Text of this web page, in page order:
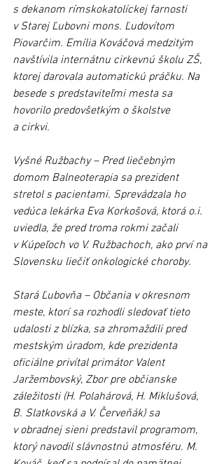
s dekanom rímskokatolíckej farnosti
v Starej Ľubovni mons. Ľudovítom
Piovarčim. Emília Kováčová medzitým
navštívila internátnu cirkevnú školu ZŠ,
ktorej darovala automatickú práčku. Na
besede s predstaviteľmi mesta sa
hovorilo predovšetkým o školstve
a cirkvi.
Vyšné Ružbachy – Pred liečebným
domom Balneoterapia sa prezident
stretol s pacientami. Sprevádzala ho
vedúca lekárka Eva Korkošová, ktorá o.i.
uviedla, že pred troma rokmi začali
v Kúpeľoch vo V. Ružbachoch, ako prví na
Slovensku liečiť onkologické choroby.
Stará Ľubovňa – Občania v okresnom
meste, ktorí sa rozhodli sledovať tieto
udalosti z blízka, sa zhromaždili pred
mestským úradom, kde prezidenta
oficiálne privítal primátor Valent
Jaržembovský, Zbor pre občianske
záležitosti (H. Polahárová, H. Miklušová,
B. Slatkovská a V. Červeňák) sa
v obradnej sieni predstavil programom,
ktorý navodil slávnostnú atmosféru. M.